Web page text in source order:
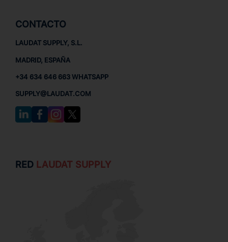
CONTACTO
LAUDAT SUPPLY, S.L.
MADRID, ESPAÑA
+34 634 646 663 WHATSAPP
SUPPLY@LAUDAT.COM
RED LAUDAT SUPPLY